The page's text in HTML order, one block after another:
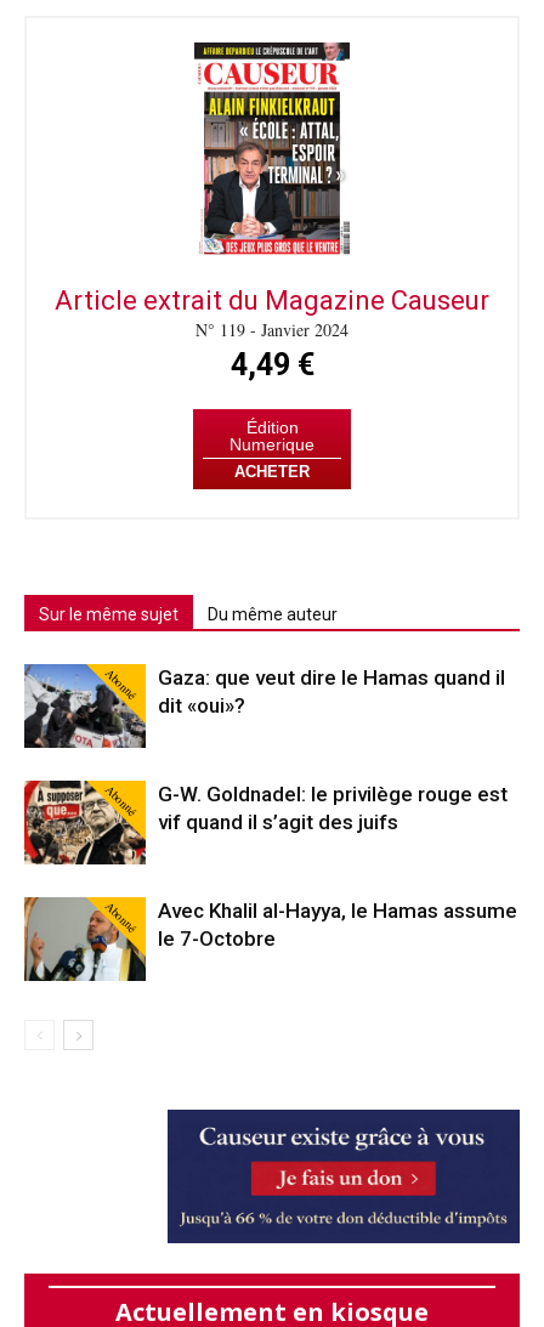
Article extrait du Magazine Causeur
N° 119 - Janvier 2024
4,49 €
Édition
Numerique
ACHETER
Sur le même sujet Du même auteur
Abonné
Gaza: que veut dire le Hamas quand il
dit «oui»?
Abonné
G-W. Goldnadel: le privilège rouge est
vif quand il s’agit des juifs
Abonné
Avec Khalil al-Hayya, le Hamas assume
le 7-Octobre
Actuellement en kiosque